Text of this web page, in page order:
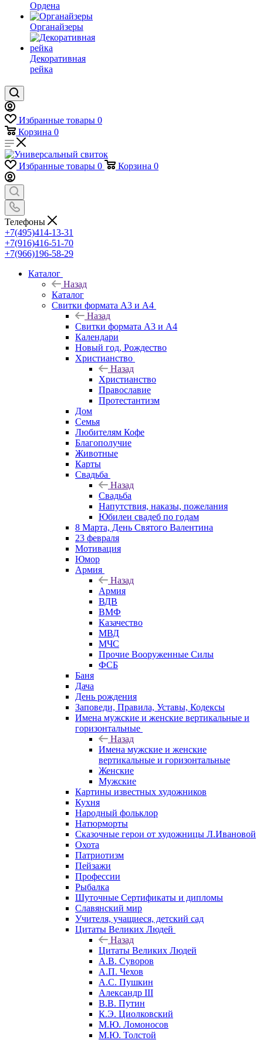
Ордена
Органайзеры
Декоративная
рейка
Избранные товары 0
Корзина 0
Избранные товары 0 Корзина 0
Телефоны
+7(495)414-13-31
+7(916)416-51-70
+7(966)196-58-29
Каталог
Назад
Каталог
Свитки формата А3 и А4
Назад
Свитки формата А3 и А4
Календари
Новый год, Рождество
Христианство
Назад
Христианство
Православие
Протестантизм
Дом
Семья
Любителям Кофе
Благополучие
Животные
Карты
Свадьба
Назад
Свадьба
Напутствия, наказы, пожелания
Юбилеи свадеб по годам
8 Марта, День Святого Валентина
23 февраля
Мотивация
Юмор
Армия
Назад
Армия
ВДВ
ВМФ
Казачество
МВД
МЧС
Прочие Вооруженные Силы
ФСБ
Баня
Дача
День рождения
Заповеди, Правила, Уставы, Кодексы
Имена мужские и женские вертикальные и
горизонтальные
Назад
Имена мужские и женские
вертикальные и горизонтальные
Женские
Мужские
Картины известных художников
Кухня
Народный фольклор
Натюрморты
Сказочные герои от художницы Л.Ивановой
Охота
Патриотизм
Пейзажи
Профессии
Рыбалка
Шуточные Сертификаты и дипломы
Славянский мир
Учителя, учащиеся, детский сад
Цитаты Великих Людей
Назад
Цитаты Великих Людей
А.В. Суворов
А.П. Чехов
А.С. Пушкин
Александр III
В.В. Путин
К.Э. Циолковский
М.Ю. Ломоносов
М.Ю. Толстой